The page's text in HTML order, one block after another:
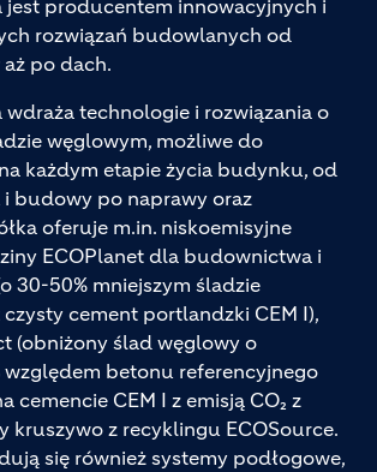
jest producentem innowacyjnych i
rozwiązań budowlanych od
po dach.
technologie i rozwiązania o
węglowym, możliwe do
każdym etapie życia budynku, od
budowy po naprawy oraz
oferuje m.in. niskoemisyjne
ECOPlanet dla budownictwa i
30-50% mniejszym śladzie
cement portlandzki CEM I),
(obniżony ślad węglowy o
względem betonu referencyjnego
cemencie CEM I z emisją CO₂ z
kruszywo z recyklingu ECOSource.
się również systemy podłogowe,